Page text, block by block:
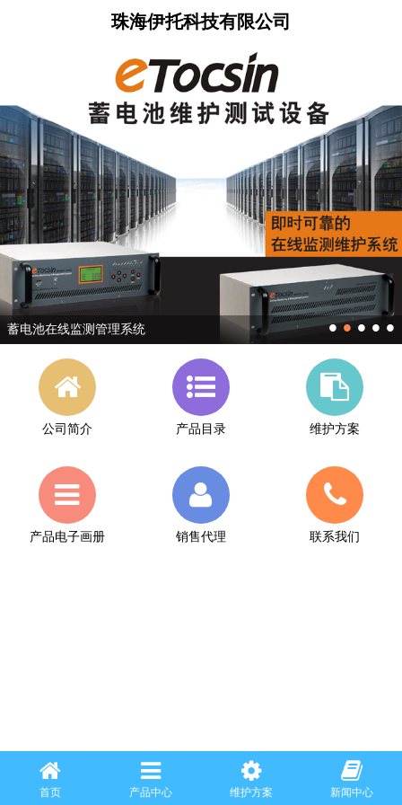
珠海伊托科技有限公司
蓄电池在线监测管理系统 •
•
•
•
•
公司简介 产品目录 维护方案
产品电子画册 销售代理 联系我们
首页 产品中心 维护方案 新闻中心